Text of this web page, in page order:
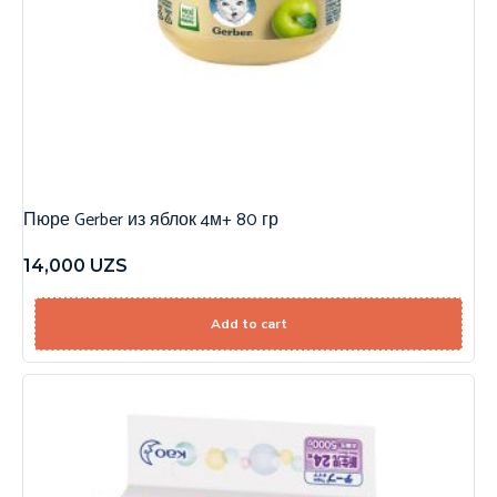
Пюре Gerber из яблок 4м+ 80 гр
14,000 UZS
Add to cart